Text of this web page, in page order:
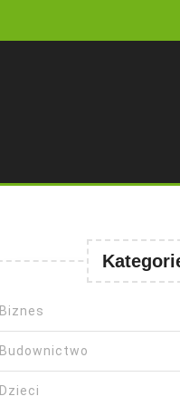
Biznes
Budownictwo
Dzieci